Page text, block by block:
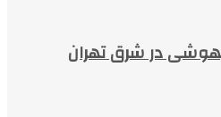
در شرق تهران